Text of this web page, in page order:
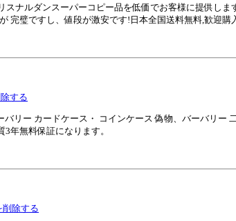
ナルダンスーパーコピー品を低価でお客様に提供し
完璧ですし、値段が激安です!日本全国送料無料,歓迎購
する
リー カードケース・ コインケース 偽物、バーバリー
年無料保証になります。
削除する